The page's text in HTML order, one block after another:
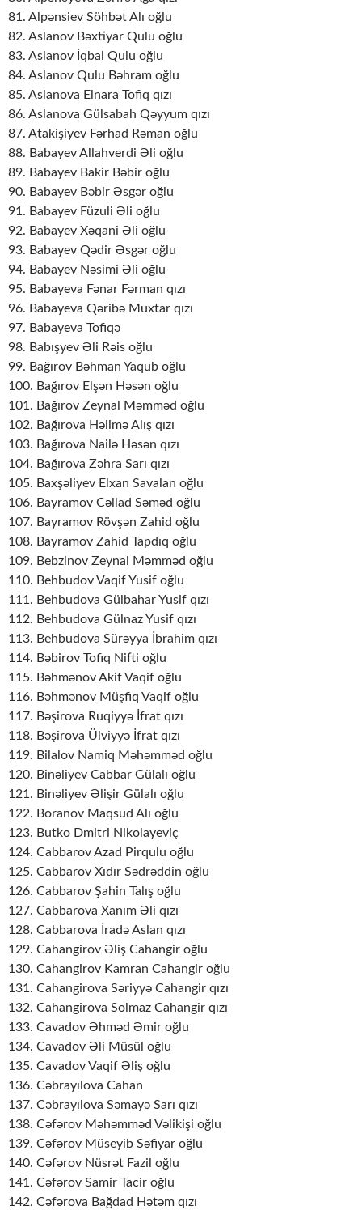
81. Alpənsiev Söhbət Alı oğlu
82. Aslanov Bəxtiyar Qulu oğlu
83. Aslanov İqbal Qulu oğlu
84. Aslanov Qulu Bəhram oğlu
85. Aslanova Elnara Tofiq qızı
86. Aslanova Gülsabah Qəyyum qızı
87. Atakişiyev Fərhad Rəman oğlu
88. Babayev Allahverdi Əli oğlu
89. Babayev Bakir Bəbir oğlu
90. Babayev Bəbir Əsgər oğlu
91. Babayev Füzuli Əli oğlu
92. Babayev Xəqani Əli oğlu
93. Babayev Qədir Əsgər oğlu
94. Babayev Nəsimi Əli oğlu
95. Babayeva Fənar Fərman qızı
96. Babayeva Qəribə Muxtar qızı
97. Babayeva Tofiqə
98. Babışyev Əli Rəis oğlu
99. Bağırov Bəhman Yaqub oğlu
100. Bağırov Elşən Həsən oğlu
101. Bağırov Zeynal Məmməd oğlu
102. Bağırova Həlimə Alış qızı
103. Bağırova Nailə Həsən qızı
104. Bağırova Zəhra Sarı qızı
105. Baxşəliyev Elxan Savalan oğlu
106. Bayramov Cəllad Səməd oğlu
107. Bayramov Rövşən Zahid oğlu
108. Bayramov Zahid Tapdıq oğlu
109. Bebzinov Zeynal Məmməd oğlu
110. Behbudov Vaqif Yusif oğlu
111. Behbudova Gülbahar Yusif qızı
112. Behbudova Gülnaz Yusif qızı
113. Behbudova Sürəyya İbrahim qızı
114. Bəbirov Tofiq Nifti oğlu
115. Bəhmənov Akif Vaqif oğlu
116. Bəhmənov Müşfiq Vaqif oğlu
117. Bəşirova Ruqiyyə İfrat qızı
118. Bəşirova Ülviyyə İfrat qızı
119. Bilalov Namiq Məhəmməd oğlu
120. Binəliyev Cabbar Gülalı oğlu
121. Binəliyev Əlişir Gülalı oğlu
122. Boranov Maqsud Alı oğlu
123. Butko Dmitri Nikolayeviç
124. Cabbarov Azad Pirqulu oğlu
125. Cabbarov Xıdır Sədrəddin oğlu
126. Cabbarov Şahin Talış oğlu
127. Cabbarova Xanım Əli qızı
128. Cabbarova İradə Aslan qızı
129. Cahangirov Əliş Cahangir oğlu
130. Cahangirov Kamran Cahangir oğlu
131. Cahangirova Səriyyə Cahangir qızı
132. Cahangirova Solmaz Cahangir qızı
133. Cavadov Əhməd Əmir oğlu
134. Cavadov Əli Müsül oğlu
135. Cavadov Vaqif Əliş oğlu
136. Cəbrayılova Cahan
137. Cəbrayılova Səmayə Sarı qızı
138. Cəfərov Məhəmməd Vəlikişi oğlu
139. Cəfərov Müseyib Səfiyar oğlu
140. Cəfərov Nüsrət Fazil oğlu
141. Cəfərov Samir Tacir oğlu
142. Cəfərova Bağdad Hətəm qızı